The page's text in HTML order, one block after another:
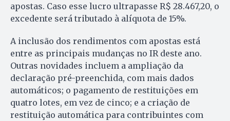
apostas. Caso esse lucro ultrapasse R$ 28.467,20, o
excedente será tributado à alíquota de 15%.
A inclusão dos rendimentos com apostas está
entre as principais mudanças no IR deste ano.
Outras novidades incluem a ampliação da
declaração pré-preenchida, com mais dados
automáticos; o pagamento de restituições em
quatro lotes, em vez de cinco; e a criação de
restituição automática para contribuintes com